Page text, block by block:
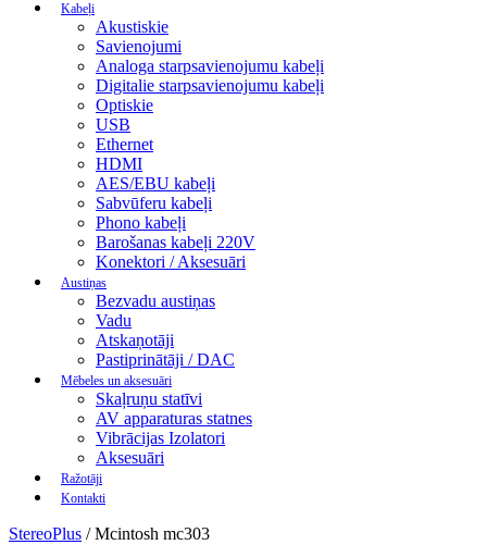
Kabeļi
Akustiskie
Savienojumi
Analoga starpsavienojumu kabeļi
Digitalie starpsavienojumu kabeļi
Optiskie
USB
Ethernet
HDMI
AES/EBU kabeļi
Sabvūferu kabeļi
Phono kabeļi
Barošanas kabeļi 220V
Konektori / Aksesuāri
Austiņas
Bezvadu austiņas
Vadu
Atskaņotāji
Pastiprinātāji / DAC
Mēbeles un aksesuāri
Skaļruņu statīvi
AV apparaturas statnes
Vibrācijas Izolatori
Aksesuāri
Ražotāji
Kontakti
StereoPlus /Mcintosh mc303